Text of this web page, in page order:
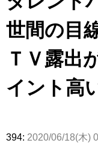
世間の目
ＴＶ露出
イント高
394: 2020/06/18(木)